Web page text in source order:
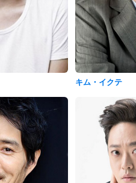
キム・イクテ